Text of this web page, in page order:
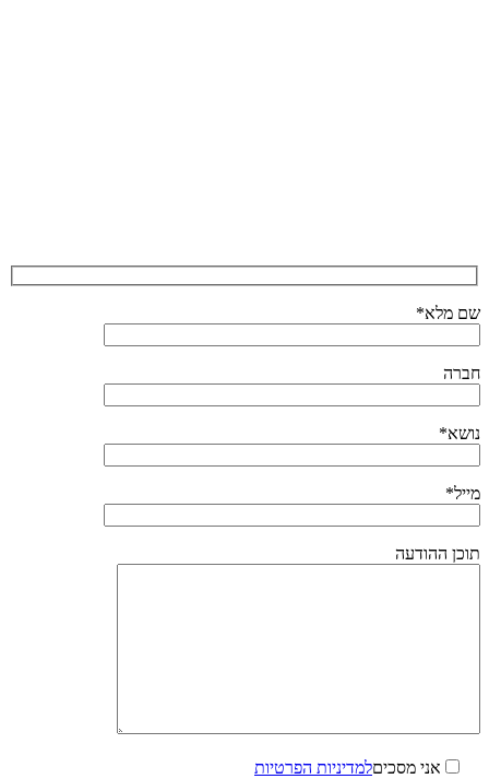
שם מלא*
חברה
נושא*
מייל*
תוכן ההודעה
אני מסכיםלמדיניות הפרטיות